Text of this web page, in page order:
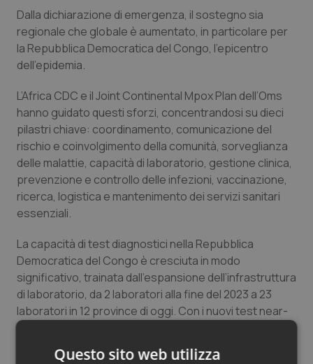
Rene & patologie urogenitali
Salute orale & impianti
Sangue & coagulazione
Tiroide
Tumore al seno
Tumore ovarico
Tumori del Polmone & Testa Collo
Tumori gastrointestinali
Ulcera & Reflusso
Vaccini
Dalla dichiarazione di emergenza, il sostegno sia
regionale che globale è aumentato, in particolare per
la Repubblica Democratica del Congo, l’epicentro
dell’epidemia.
L’Africa CDC e il Joint Continental Mpox Plan dell’Oms
hanno guidato questi sforzi, concentrandosi su dieci
pilastri chiave: coordinamento, comunicazione del
rischio e coinvolgimento della comunità, sorveglianza
delle malattie, capacità di laboratorio, gestione clinica,
prevenzione e controllo delle infezioni, vaccinazione,
ricerca, logistica e mantenimento dei servizi sanitari
essenziali.
La capacità di test diagnostici nella Repubblica
Democratica del Congo è cresciuta in modo
significativo, trainata dall’espansione dell’infrastruttura
di laboratorio, da 2 laboratori alla fine del 2023 a 23
laboratori in 12 province di oggi. Con i nuovi test near-
point-of-care attualmente in fase di implementazione
Questo sito web utilizza